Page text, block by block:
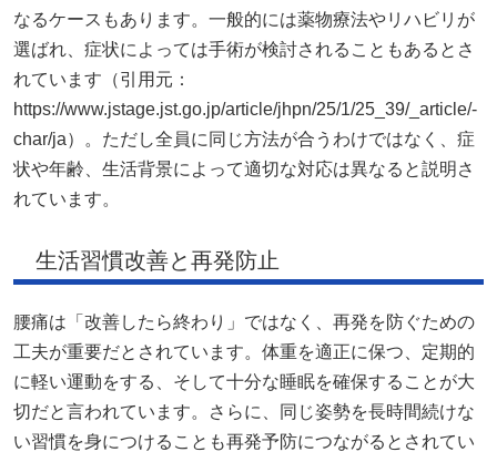
なるケースもあります。一般的には薬物療法やリハビリが
選ばれ、症状によっては手術が検討されることもあるとさ
れています（引用元：
https://www.jstage.jst.go.jp/article/jhpn/25/1/25_39/_article/-
char/ja）。ただし全員に同じ方法が合うわけではなく、症
状や年齢、生活背景によって適切な対応は異なると説明さ
れています。
生活習慣改善と再発防止
腰痛は「改善したら終わり」ではなく、再発を防ぐための
工夫が重要だとされています。体重を適正に保つ、定期的
に軽い運動をする、そして十分な睡眠を確保することが大
切だと言われています。さらに、同じ姿勢を長時間続けな
い習慣を身につけることも再発予防につながるとされてい